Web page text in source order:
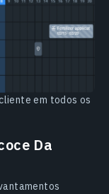
em todos os
Da